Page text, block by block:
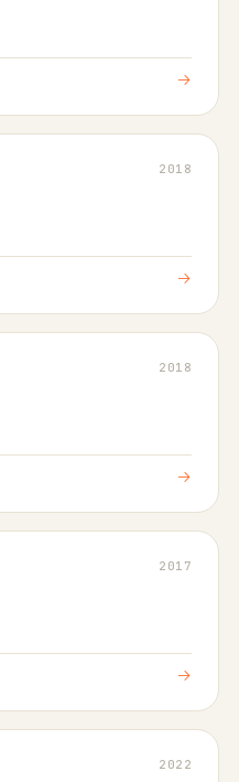
2018
2018
2017
2022